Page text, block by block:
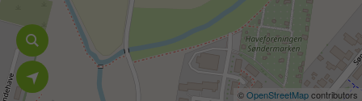
©OpenStreetMapcontributors